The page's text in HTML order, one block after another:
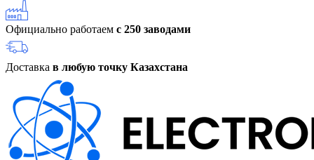
Официально работаем с 250 заводами
Доставка в любую точку Казахстана